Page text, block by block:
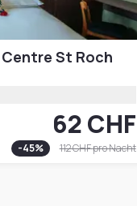
St Roch
62 CHF
-45% 112 CHFpro Nacht